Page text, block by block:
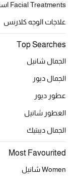
الموسم الجديد
دليل ملتزمات الحقائب
حقائب رجالية
أبرز المصممين
Facial Treatments استي لودر
علاجات الوجه كلارنس
Top Searches
الجمال شانيل
الجمال ديور
عطور ديور
العطور شانيل
الجمال ديبتيك
Most Favourited
Women شانيل